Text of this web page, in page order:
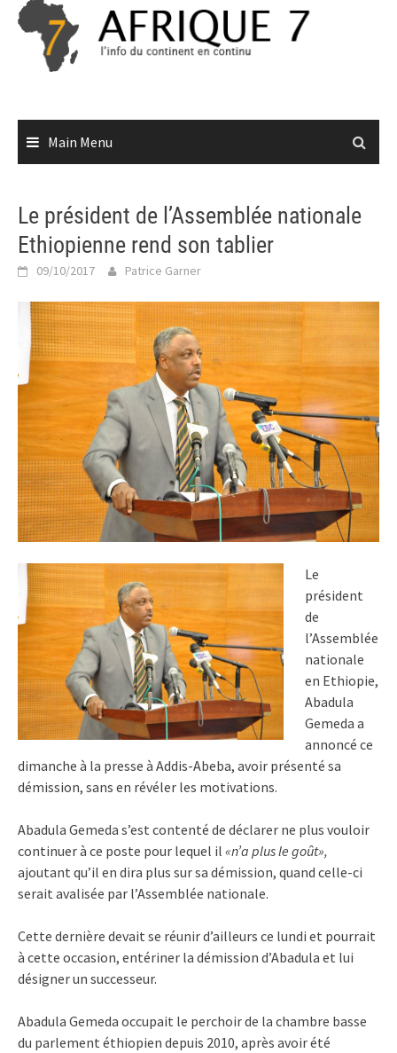
Skip
content
Main Menu
Le président de l’Assemblée nationale
Ethiopienne rend son tablier
09/10/2017 Patrice Garner
Le
président
de
l’Assemblée
nationale
en Ethiopie,
Abadula
Gemeda a
annoncé ce
dimanche à la presse à Addis-Abeba, avoir présenté sa
démission, sans en révéler les motivations.
Abadula Gemeda s’est contenté de déclarer ne plus vouloir
continuer à ce poste pour lequel il «n’a plus le goût»,
ajoutant qu’il en dira plus sur sa démission, quand celle-ci
serait avalisée par l’Assemblée nationale.
Cette dernière devait se réunir d’ailleurs ce lundi et pourrait
à cette occasion, entériner la démission d’Abadula et lui
désigner un successeur.
Abadula Gemeda occupait le perchoir de la chambre basse
du parlement éthiopien depuis 2010, après avoir été